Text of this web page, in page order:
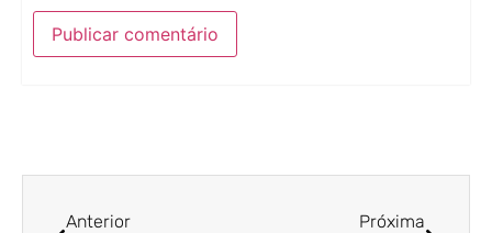
Anterior Próxima